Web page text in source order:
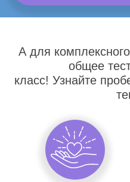
А для
общее
класс! Узнайте